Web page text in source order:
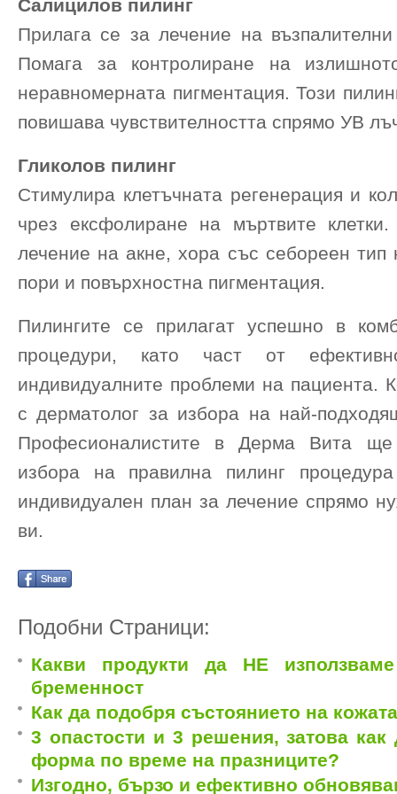
Салицилов пилинг
Прилага се за лечение на
Помага за контролиране на
неравномерната пигментация. Този
повишава чувствителността спрямо УВ
Гликолов пилинг
Стимулира клетъчната регенерация и
чрез ексфолиране на мъртвите
лечение на акне, хора със себореен тип
пори и повърхностна пигментация.
Пилингите се прилагат успешно в
процедури, като част от
индивидуалните проблеми на пациента.
с дерматолог за избора на най-
Професионалистите в Дерма Вита
избора на правилна пилинг
индивидуален план за лечение спрямо
ви.
Подобни Страници:
Какви продукти да НЕ
бременност
Как да подобря състоянието на
3 опастости и 3 решения, затова
форма по време на празниците?
Изгодно, бързо и ефективно